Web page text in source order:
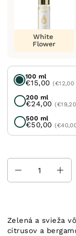
White
Flower
100 ml
€15,00(€12,00
200 ml
€24,00
500 ml
€50,00
Zelená a svieža
citrusov a